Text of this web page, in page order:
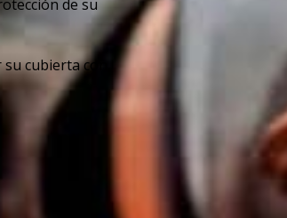
de su
cubierta con